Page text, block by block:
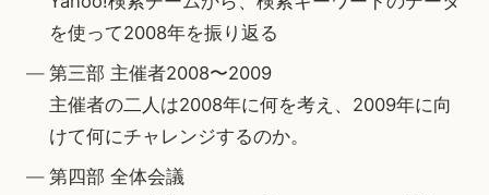
を使って2008年を振り返る
第三部 主催者2008〜2009
主催者の二人は2008年に何を考え、2009年に向
けて何にチャレンジするのか。
第四部 全体会議